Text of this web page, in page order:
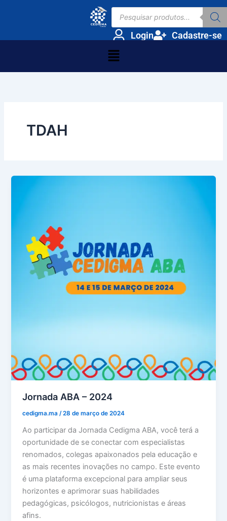
conteúdo
produtos
Login Cadastre-se
Menu
TDAH
Jornada ABA – 2024
cedigma.ma/28 de março de 2024
Ao participar da Jornada Cedigma ABA, você terá a
oportunidade de se conectar com especialistas
renomados, colegas apaixonados pela educação e
as mais recentes inovações no campo. Este evento
é uma plataforma excepcional para ampliar seus
horizontes e aprimorar suas habilidades
pedagógicas, psicólogos, nutricionistas e áreas
afins.